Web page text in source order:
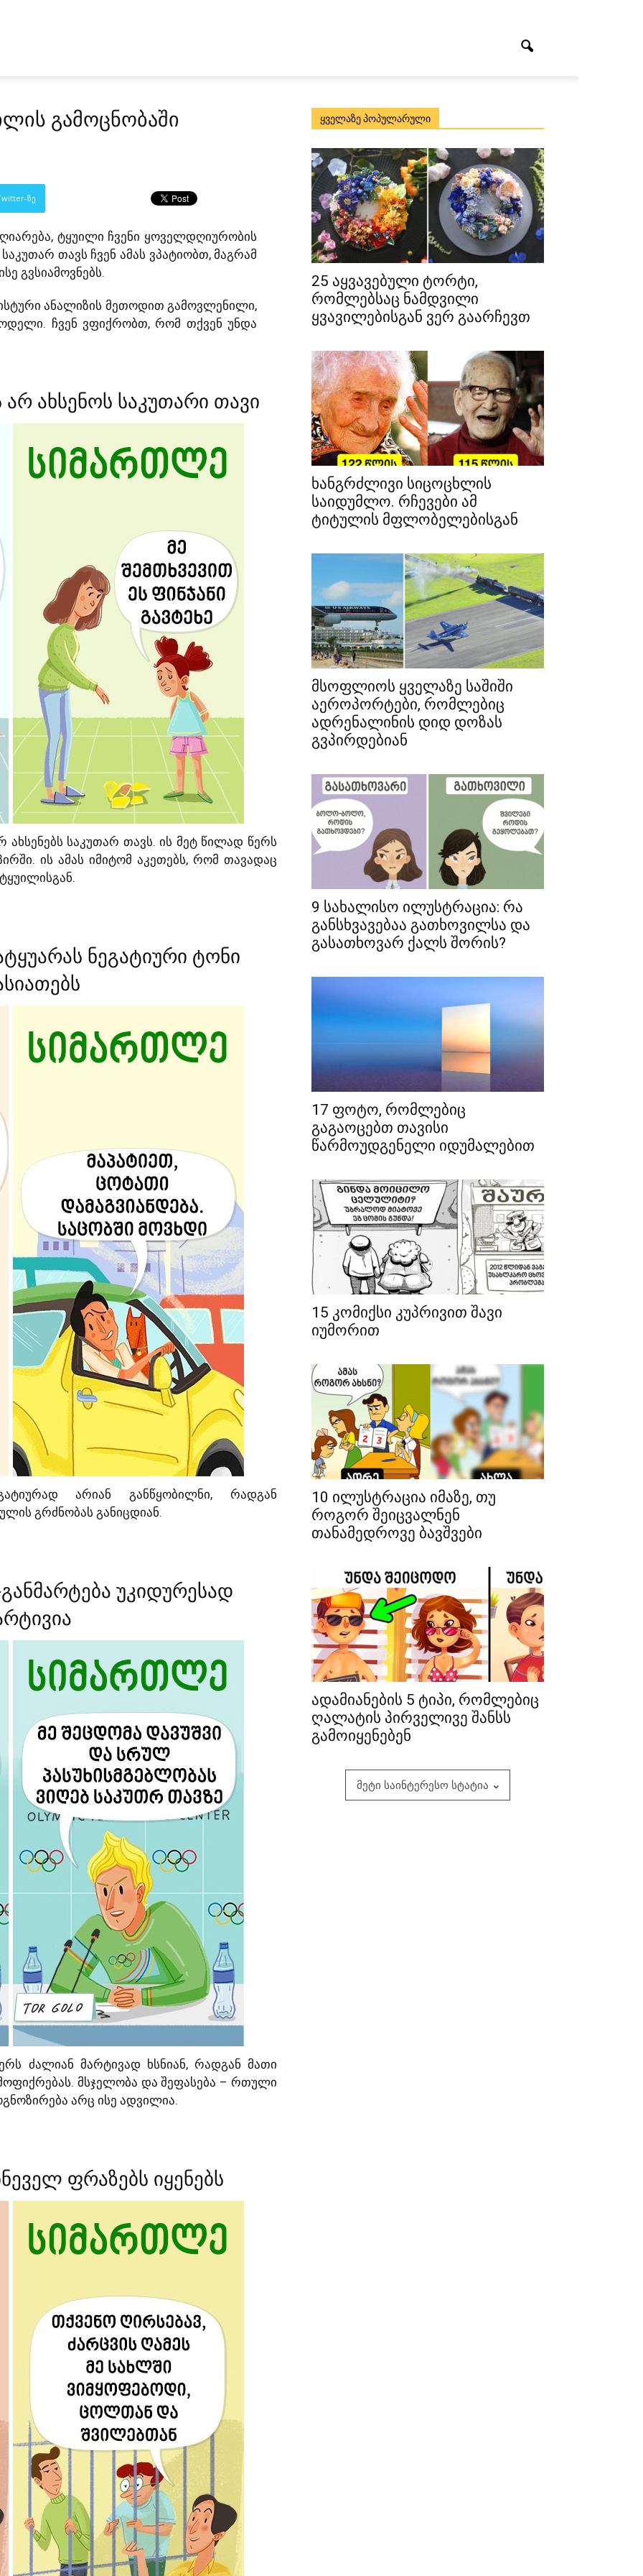
გამოცნობაში
ზე
ტყუილი ჩვენი ყოველდღიურობის
თავს ჩვენ ამას ვპატიობთ, მაგრამ
გვსიამოვნებს.
ანალიზის მეთოდით გამოვლენილი,
ჩვენ ვფიქრობთ, რომ თქვენ უნდა
ახსენოს საკუთარი თავი
ახსენებს საკუთარ თავს. ის მეტ წილად წერს
ის ამას იმიტომ აკეთებს, რომ თავადაც
ნეგატიური ტონი
არიან განწყობილნი, რადგან
გრძნობას განიცდიან.
უკიდურესად
ძალიან მარტივად ხსნიან, რადგან მათი
მსჯელობა და შეფასება – რთული
არც ისე ადვილია.
ფრაზებს იყენებს
ყველაზე პოპულარული
25 აყვავებული ტორტი,
რომლებსაც ნამდვილი
ყვავილებისგან ვერ გაარჩევთ
ხანგრძლივი სიცოცხლის
საიდუმლო. რჩევები ამ
ტიტულის მფლობელებისგან
მსოფლიოს ყველაზე საშიში
აეროპორტები, რომლებიც
ადრენალინის დიდ დოზას
გვპირდებიან
9 სახალისო ილუსტრაცია: რა
განსხვავებაა გათხოვილსა და
გასათხოვარ ქალს შორის?
17 ფოტო, რომლებიც
გაგაოცებთ თავისი
წარმოუდგენელი იდუმალებით
15 კომიქსი კუპრივით შავი
იუმორით
10 ილუსტრაცია იმაზე, თუ
როგორ შეიცვალნენ
თანამედროვე ბავშვები
ადამიანების 5 ტიპი, რომლებიც
ღალატის პირველივე შანსს
გამოიყენებენ
მეტი საინტერესო სტატია